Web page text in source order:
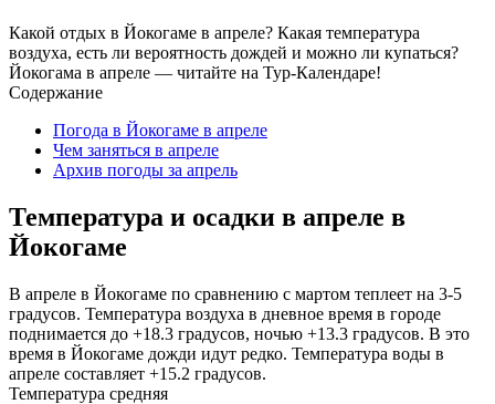
Какой отдых в Йокогаме в апреле? Какая температура
воздуха, есть ли вероятность дождей и можно ли купаться?
Йокогама в апреле — читайте на Тур-Календаре!
Содержание
Погода в Йокогаме в апреле
Чем заняться в апреле
Архив погоды за апрель
Температура и осадки в апреле в
Йокогаме
В апреле в Йокогаме по сравнению с мартом теплеет на 3-5
градусов. Температура воздуха в дневное время в городе
поднимается до +18.3 градусов, ночью +13.3 градусов. В это
время в Йокогаме дожди идут редко. Температура воды в
апреле составляет +15.2 градусов.
Температура средняя